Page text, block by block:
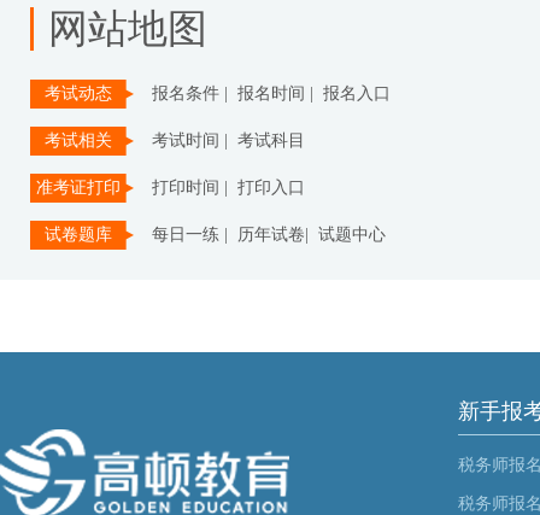
网站地图
考试动态 报名条件 | 报名时间 | 报名入口
考试相关 考试时间 | 考试科目
准考证打印 打印时间 | 打印入口
试卷题库 每日一练 | 历年试卷| 试题中心
新手报
税务师报
税务师报